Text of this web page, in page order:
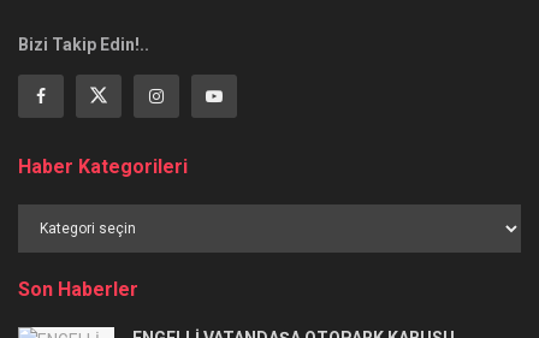
Bizi Takip Edin!..
Haber Kategorileri
Kategorileri
Son Haberler